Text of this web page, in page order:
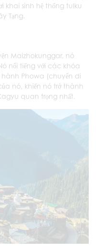
khai sinh hệ thống tulku
Tạng.
Maizhokunggar, nó
nổi tiếng với các khóa
Phowa (chuyển di
nó, khiến nó trở thành
quan trọng nhất.